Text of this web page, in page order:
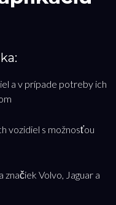
a v prípade potreby ich
vozidiel s možnosťou
Volvo, Jaguar a